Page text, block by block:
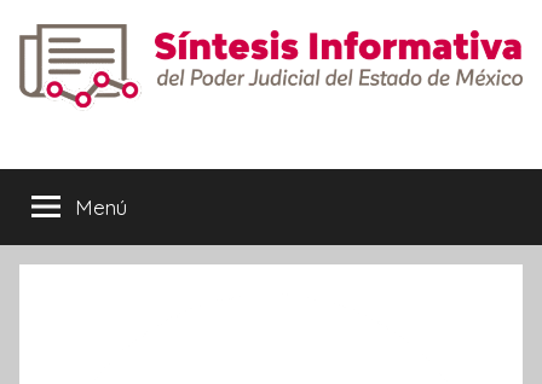
contenido
Menú